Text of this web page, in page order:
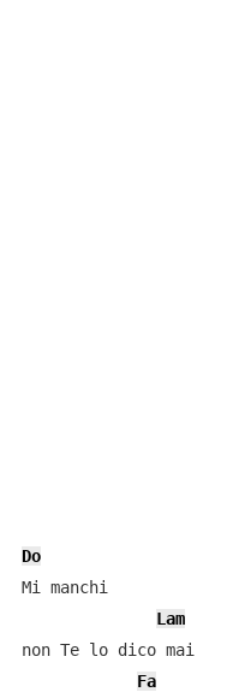
Do
Mi manchi
Lam
non Te lo dico mai
Fa